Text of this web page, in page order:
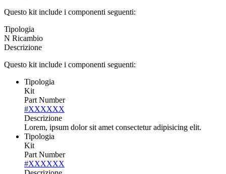
Questo kit include i componenti seguenti:
Tipologia
N Ricambio
Descrizione
Questo kit include i componenti seguenti:
Tipologia
Kit
Part Number
#XXXXXX
Descrizione
Lorem, ipsum dolor sit amet consectetur adipisicing elit.
Tipologia
Kit
Part Number
#XXXXXX